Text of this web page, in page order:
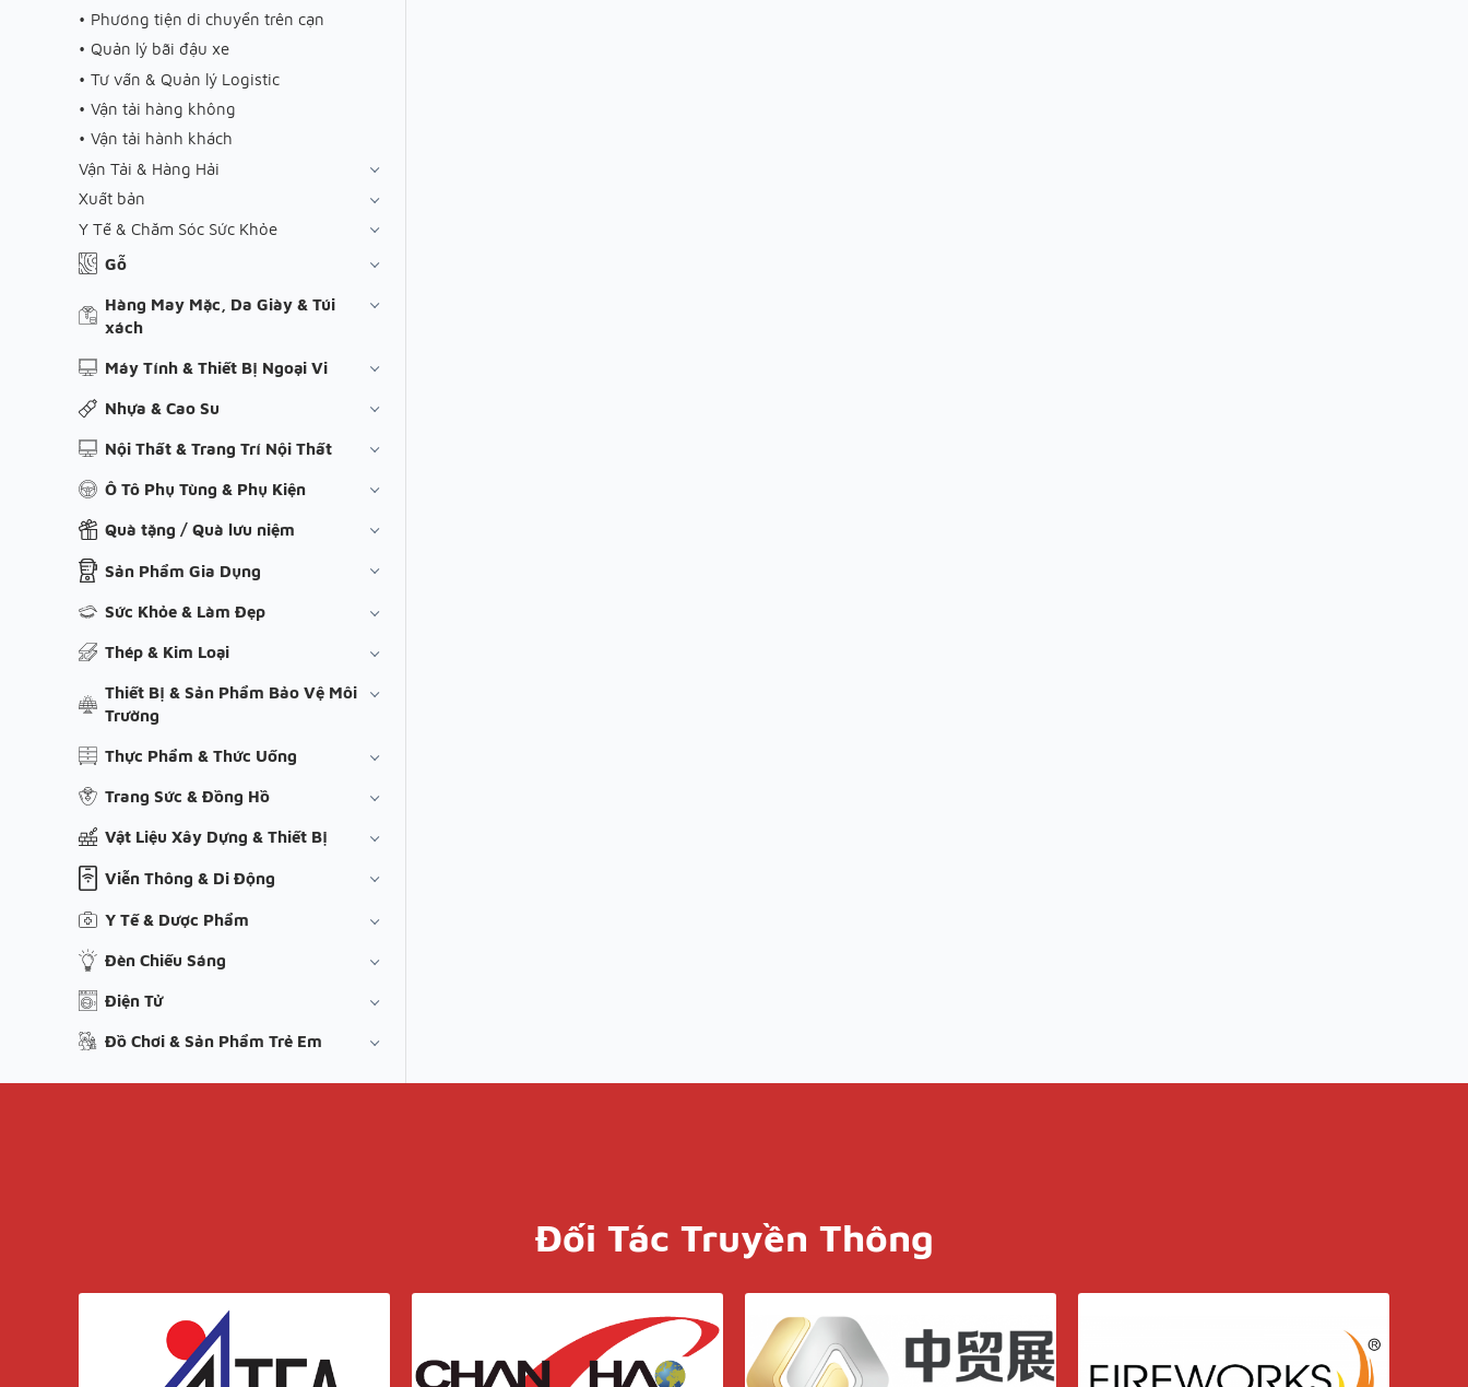
Phương tiện di chuyển trên cạn
Quản lý bãi đậu xe
Tư vấn & Quản lý Logistic
Vận tải hàng không
Vận tải hành khách
Vận Tải & Hàng Hải
Xuất bản
Y Tế & Chăm Sóc Sức Khỏe
Gỗ
Hàng May Mặc, Da Giày & Túi
xách
Máy Tính & Thiết Bị Ngoại Vi
Nhựa & Cao Su
Nội Thất & Trang Trí Nội Thất
Ô Tô Phụ Tùng & Phụ Kiện
Quà tặng / Quà lưu niệm
Sản Phẩm Gia Dụng
Sức Khỏe & Làm Đẹp
Thép & Kim Loại
Thiết Bị & Sản Phẩm Bảo Vệ Môi
Trường
Thực Phẩm & Thức Uống
Trang Sức & Đồng Hồ
Vật Liệu Xây Dựng & Thiết Bị
Viễn Thông & Di Động
Y Tế & Dược Phẩm
Đèn Chiếu Sáng
Điện Tử
Đồ Chơi & Sản Phẩm Trẻ Em
Đối Tác Truyền Thông